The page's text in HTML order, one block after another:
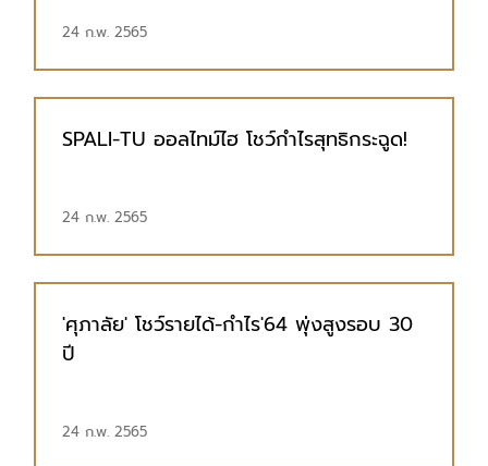
24 ก.พ. 2565
SPALI-TU ออลไทม์ไฮ โชว์กำไรสุทธิกระฉูด!
24 ก.พ. 2565
'ศุภาลัย' โชว์รายได้-กำไร'64 พุ่งสูงรอบ 30
ปี
24 ก.พ. 2565